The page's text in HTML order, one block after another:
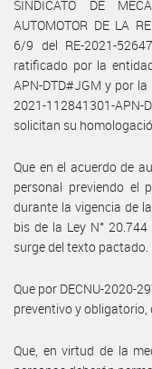
SINDICATO DE
AUTOMOTOR DE LA
6/9 del RE-2021-
ratificado por la
APN-DTD#JGM y por
2021-112841301-APN-
solicitan su
Que en el acuerdo de
personal previendo el
durante la vigencia de
bis de la Ley N°
surge del texto pactado.
Que por DECNU-2020-
preventivo y
Que, en virtud de la